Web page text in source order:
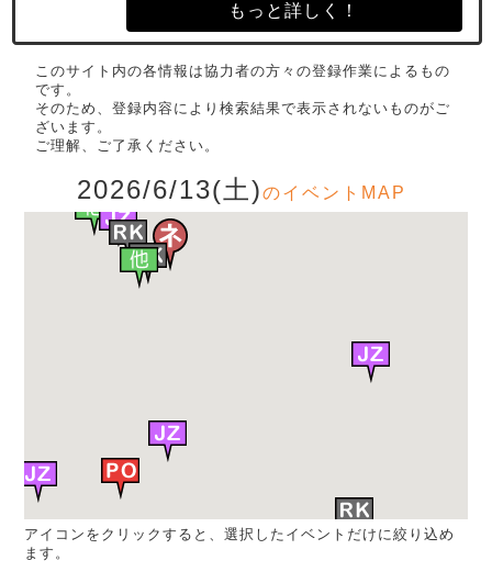
もっと詳しく！
このサイト内の各情報は協力者の方々の登録作業によるもの
です。
そのため、登録内容により検索結果で表示されないものがご
ざいます。
ご理解、ご了承ください。
2026/6/13(土)のイベントMAP
アイコンをクリックすると、選択したイベントだけに絞り込め
ます。